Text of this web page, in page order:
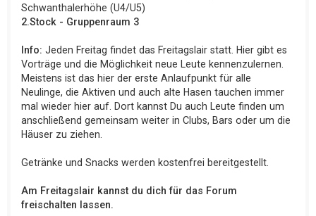
Schwanthalerhöhe (U4/U5)
2.Stock - Gruppenraum 3
Info: Jeden Freitag findet das Freitagslair statt. Hier gibt es
Vorträge und die Möglichkeit neue Leute kennenzulernen.
Meistens ist das hier der erste Anlaufpunkt für alle
Neulinge, die Aktiven und auch alte Hasen tauchen immer
mal wieder hier auf. Dort kannst Du auch Leute finden um
anschließend gemeinsam weiter in Clubs, Bars oder um die
Häuser zu ziehen.
Getränke und Snacks werden kostenfrei bereitgestellt.
Am Freitagslair kannst du dich für das Forum
freischalten lassen.